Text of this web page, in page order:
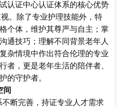
认证中心认证体系的核心优势
。除了专业护理技能外，特
个体，维护其尊严与自主；掌
通技巧；理解不同背景老年人
杂情境中作出符合伦理的专业
者，更是老年生活的陪伴者、
的守护者。
间
断完善，持证专业人才需求